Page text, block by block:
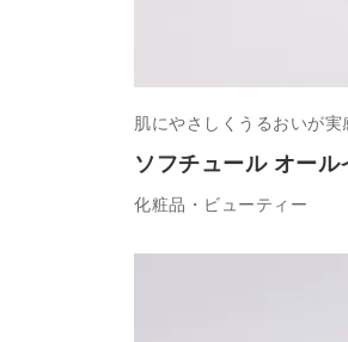
ソフチュール オール
肌にやさしくうるおいが
化粧品・ビューティー